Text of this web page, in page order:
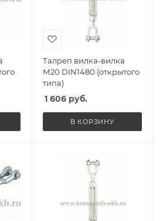
Талреп вилка-вилка
М20 DIN1480 (открытого
типа)
1 606руб.
В КОРЗИНУ